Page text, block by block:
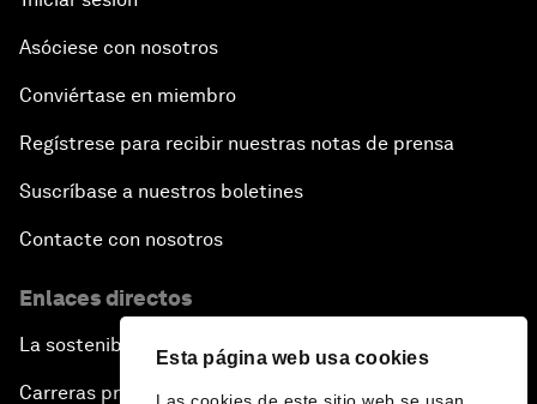
Esta página web usa cookies
Asóciese con nosotros
Conviértase en miembro
Regístrese para recibir nuestras notas de prensa
Suscríbase a nuestros boletines
Contacte con nosotros
Enlaces directos
La sostenibilidad en el Foro
Carreras profesionales